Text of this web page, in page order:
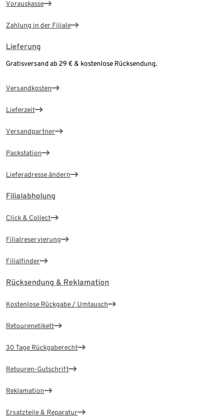
Vorauskasse
Zahlung in der Filiale
Lieferung
Gratisversand ab 29 € & kostenlose Rücksendung.
Versandkosten
Lieferzeit
Versandpartner
Packstation
Lieferadresse ändern
Filialabholung
Click & Collect
Filialreservierung
Filialfinder
Rücksendung & Reklamation
Kostenlose Rückgabe / Umtausch
Retourenetikett
30 Tage Rückgaberecht
Retouren-Gutschrift
Reklamation
Ersatzteile & Reparatur